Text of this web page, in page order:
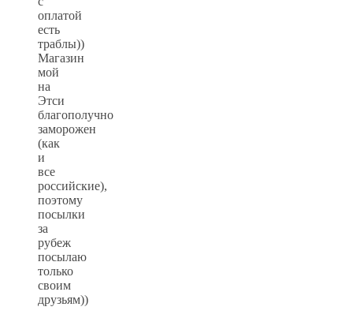
оплатой
есть
траблы))
Магазин
мой
на
Этси
благополучно
заморожен
(как
и
все
российские),
поэтому
посылки
за
рубеж
посылаю
только
своим
друзьям))